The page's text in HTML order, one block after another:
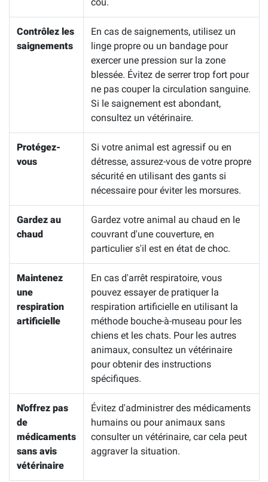
Contrôlez les
saignements
En cas de saignements, utilisez un
linge propre ou un bandage pour
exercer une pression sur la zone
blessée. Évitez de serrer trop fort pour
ne pas couper la circulation sanguine.
Si le saignement est abondant,
consultez un vétérinaire.
Protégez-
vous
Si votre animal est agressif ou en
détresse, assurez-vous de votre propre
sécurité en utilisant des gants si
nécessaire pour éviter les morsures.
Gardez au
chaud
Gardez votre animal au chaud en le
couvrant d'une couverture, en
particulier s'il est en état de choc.
Maintenez
une
respiration
artificielle
En cas d'arrêt respiratoire, vous
pouvez essayer de pratiquer la
respiration artificielle en utilisant la
méthode bouche-à-museau pour les
chiens et les chats. Pour les autres
animaux, consultez un vétérinaire
pour obtenir des instructions
spécifiques.
N'offrez pas
de
médicaments
sans avis
vétérinaire
Évitez d'administrer des médicaments
humains ou pour animaux sans
consulter un vétérinaire, car cela peut
aggraver la situation.